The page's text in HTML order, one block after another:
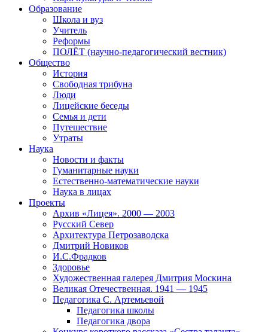
Образование
Школа и вуз
Учитель
Реформы
ПОЛЁТ (научно-педагогический вестник)
Общество
История
Свободная трибуна
Люди
Лицейские беседы
Семья и дети
Путешествие
Утраты
Наука
Новости и факты
Гуманитарные науки
Естественно-математические науки
Наука в лицах
Проекты
Архив «Лицея». 2000 — 2003
Русский Север
Архитектура Петрозаводска
Дмитрий Новиков
И.С.Фрадков
Здоровье
Художественная галерея Дмитрия Москина
Великая Отечественная. 1941 — 1945
Педагогика С. Артемьевой
Педагогика школы
Педагогика двора